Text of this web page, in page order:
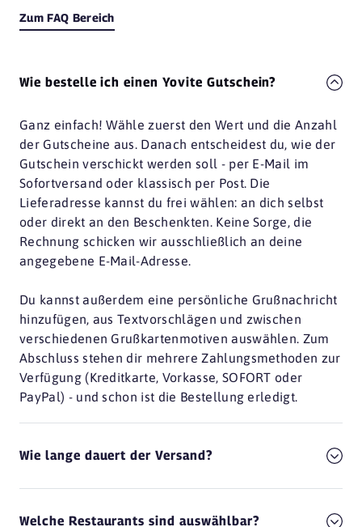
Zum FAQ Bereich
Wie bestelle ich einen Yovite Gutschein?
Ganz einfach! Wähle zuerst den Wert und die Anzahl
der Gutscheine aus. Danach entscheidest du, wie der
Gutschein verschickt werden soll - per E-Mail im
Sofortversand oder klassisch per Post. Die
Lieferadresse kannst du frei wählen: an dich selbst
oder direkt an den Beschenkten. Keine Sorge, die
Rechnung schicken wir ausschließlich an deine
angegebene E-Mail-Adresse.
Du kannst außerdem eine persönliche Grußnachricht
hinzufügen, aus Textvorschlägen und zwischen
verschiedenen Grußkartenmotiven auswählen. Zum
Abschluss stehen dir mehrere Zahlungsmethoden zur
Verfügung (Kreditkarte, Vorkasse, SOFORT oder
PayPal) - und schon ist die Bestellung erledigt.
Wie lange dauert der Versand?
Welche Restaurants sind auswählbar?